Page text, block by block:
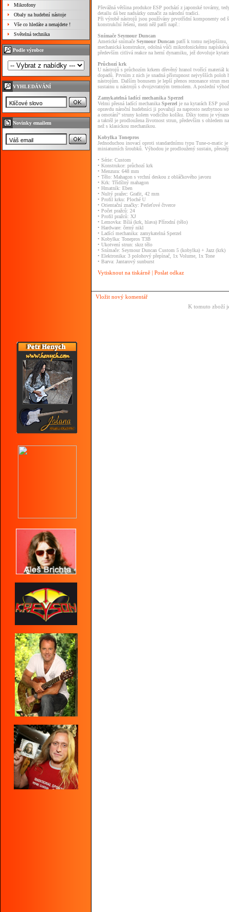
Mikrofony
Obaly na hudební nástoje
Vše co hledáte a nenajdete !
Světelná technika
Podle výrobce
VYHLEDÁVÁNÍ
Novinky emailem
Převážná většina produkce ESP pochází z japonské továrny,
detailu dá bez nadsázky označit za národní tradici.
Při výrobě nástrojů jsou používány prvotřídní komponenty od
konstrukční řešení, mezi něž patří např.:
Snímače Seymour Duncan
Americké snímače Seymour Duncan patří k tomu nejlepšímu,
mechanická konstrukce, odolná vůči mikrofonickému
především citlivá reakce na herní dynamiku, jež dovoluje
Průchozí krk
U nástrojů s průchozím krkem dřevěný hranol tvořící materiál
dopadů. Prvním z nich je snadná přístupnost nejvyšších
nástrojům. Dalším bonusem je lepší přenos rezonance strun
sustainu u nástrojů s dvojzvratným tremolem. A poslední
Zamykatelná ladící mechanika Sperzel
Velmi přesná ladící mechanika Sperzel je na kytarách ESP
opravdu nároční hudebníci ji považují za naprosto nezbytnou
a omotání“ struny kolem vodícího kolíku. Díky tomu je
a taktéž je prodloužena životnost strun, především s ohledem
než s klasickou mechanikou.
Kobylka Tonepros
Jednoduchou inovací oproti standardnímu typu Tune-o-matic
miniaturních šroubků. Výhodou je prodloužený sustain,
• Série: Custom
• Konstrukce: průchozí krk
• Menzura: 648 mm
• Tělo: Mahagon s vrchní deskou z obláčkového javoru
• Krk: Třídílný mahagon
• Hmatník: Eben
• Nultý pražec: Grafit, 42 mm
• Profil krku: Ploché U
• Orientační značky: Perleťové čtverce
• Počet pražců: 24
• Profil pražců: XJ
• Lemovka: Bílá (krk, hlava) Přírodní (tělo)
• Hardware: černý nikl
• Ladící mechanika: zamykatelná Sperzel
• Kobylka: Tonepros T3B
• Ukotvení strun: skrz tělo
• Snímače: Seymour Duncan Custom 5 (kobylka) + Jazz (krk)
• Elektronika: 3 polohový přepínač, 1x Volume, 1x Tone
• Barva: Jantarový sunburst
Vytisknout na tiskárně | Poslat odkaz
Vložit nový komentář
K tomuto zboží